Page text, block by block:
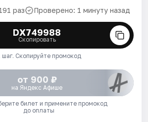
раз Проверено: 1 минуту назад
DX749988
Скопировать
шаг. Скопируйте промокод
от 900 ₽
на Яндекс Афише
билет и примените промокод
до оплаты